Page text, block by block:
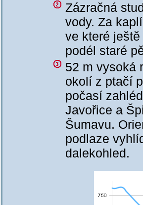
Zázračná
vody. Za
ve které
podél staré
52 m vysoká
okolí z ptačí
počasí
Javořice a
Šumavu.
podlaze
dalekohled.